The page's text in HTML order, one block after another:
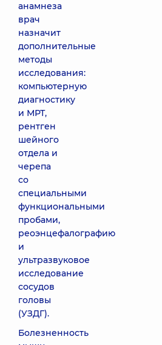
анамнеза
врач
назначит
дополнительные
методы
исследования:
компьютерную
диагностику
и МРТ,
рентген
шейного
отдела и
черепа
со
специальными
функциональными
пробами,
реоэнцефалографию
и
ультразвуковое
исследование
сосудов
головы
(УЗДГ).
Болезненность